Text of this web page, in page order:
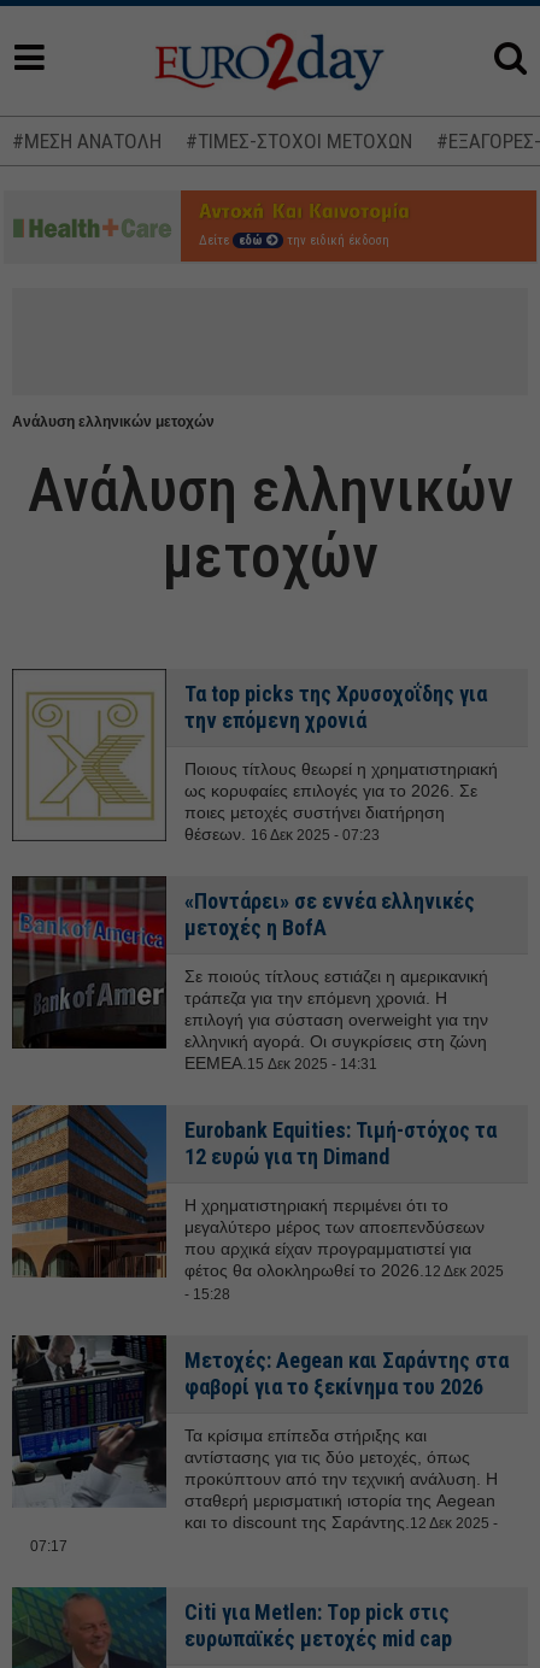
#ΜΕΣΗ ΑΝΑΤΟΛΗ #ΤΙΜΕΣ-ΣΤΟΧΟΙ ΜΕΤΟΧΩΝ
Δείτε εδώ την ειδική έκδοση
Ανάλυση ελληνικών μετοχών
Ανάλυση ελληνικών
μετοχών
Τα top picks της Χρυσοχοΐδης για
την επόμενη χρονιά
Ποιους τίτλους θεωρεί η χρηματιστηριακή
ως κορυφαίες επιλογές για το 2026. Σε
ποιες μετοχές συστήνει διατήρηση
θέσεων.
16 Δεκ 2025 - 07:23
«Ποντάρει» σε εννέα ελληνικές
μετοχές η BofA
Σε ποιούς τίτλους εστιάζει η αμερικανική
τράπεζα για την επόμενη χρονιά. Η
επιλογή για σύσταση overweight για την
ελληνική αγορά. Οι συγκρίσεις στη ζώνη
EEMEA. 15 Δεκ 2025 - 14:31
Eurobank Equities: Τιμή-στόχος τα
12 ευρώ για τη Dimand
Η χρηματιστηριακή περιμένει ότι το
μεγαλύτερο μέρος των αποεπενδύσεων
που αρχικά είχαν προγραμματιστεί για
φέτος θα ολοκληρωθεί το 2026. 12 Δεκ 2025
- 15:28
Μετοχές: Aegean και Σαράντης στα
φαβορί για το ξεκίνημα του 2026
Τα κρίσιμα επίπεδα στήριξης και
αντίστασης για τις δύο μετοχές, όπως
προκύπτουν από την τεχνική ανάλυση. Η
σταθερή μερισματική ιστορία της Aegean
και το discount της Σαράντης. 12 Δεκ 2025 -
07:17
Citi για Metlen: Τop pick στις
ευρωπαϊκές μετοχές mid cap